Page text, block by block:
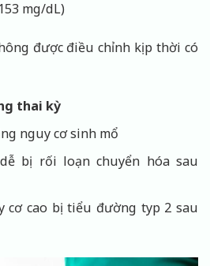
mg/dL)
được điều chỉnh kịp thời có
thai kỳ
nguy cơ sinh mổ
bị rối loạn chuyển hóa sau
cơ cao bị tiểu đường typ 2 sau